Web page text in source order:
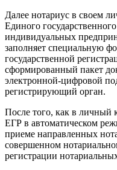
Далее нотариус в своем
Единого
индивидуальных
заполняет специальную
государственной
сформированный пакет
электронной-цифровой
регистрирующий орган.
После того, как в личный
ЕГР в автоматическом
приеме направленных
совершенном
регистрации